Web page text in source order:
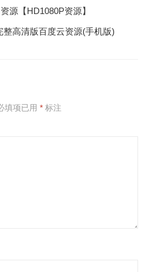
源【HD1080P资源】
高清版百度云资源(手机版)
填项已用 *标注